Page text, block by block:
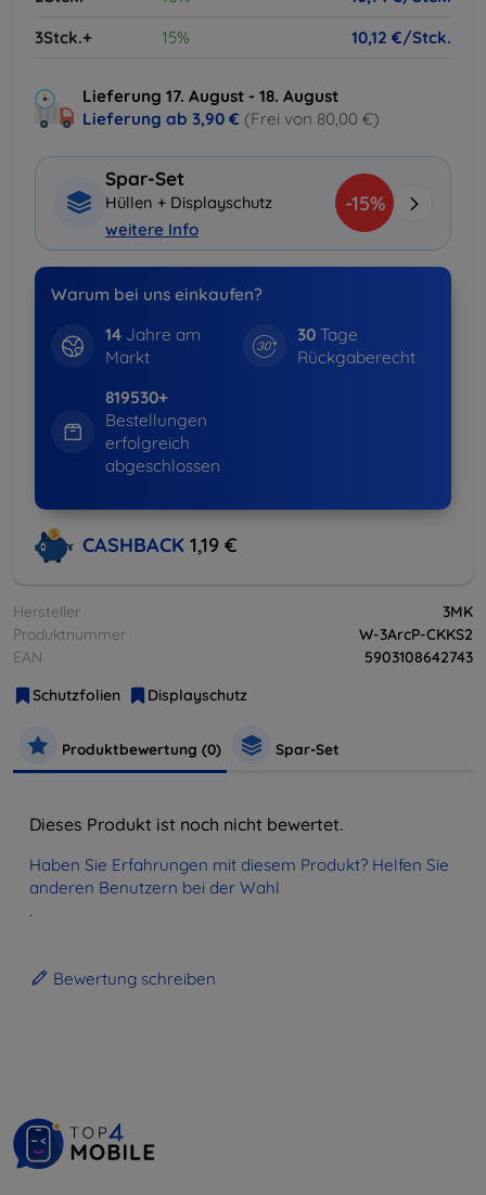
3Stck.+
15% 10,12 €/Stck.
Lieferung 17. August - 18. August
Lieferung ab 3,90 € (Frei von 80,00 €)
Spar-Set
Hüllen + Displayschutz
weitere Info
-15%
Warum bei uns einkaufen?
14Jahre am
Markt
30 Tage
Rückgaberecht
819530+
Bestellungen
erfolgreich
abgeschlossen
CASHBACK 1,19 €
Hersteller
3MK
Produktnummer
W-3ArcP-CKKS2
EAN
5903108642743
Schutzfolien
Displayschutz
Produktbewertung (0) Spar-Set
Dieses Produkt ist noch nicht bewertet.
Haben Sie Erfahrungen mit diesem Produkt? Helfen Sie
anderen Benutzern bei der Wahl
.
Bewertung schreiben